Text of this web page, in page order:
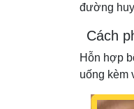
đường
Cách
Hỗn hợp
uống kèm